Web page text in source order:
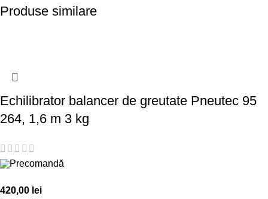
Produse similare
Echilibrator balancer de greutate Pneutec 95
264, 1,6 m 3 kg
Precomandă
420,00 lei